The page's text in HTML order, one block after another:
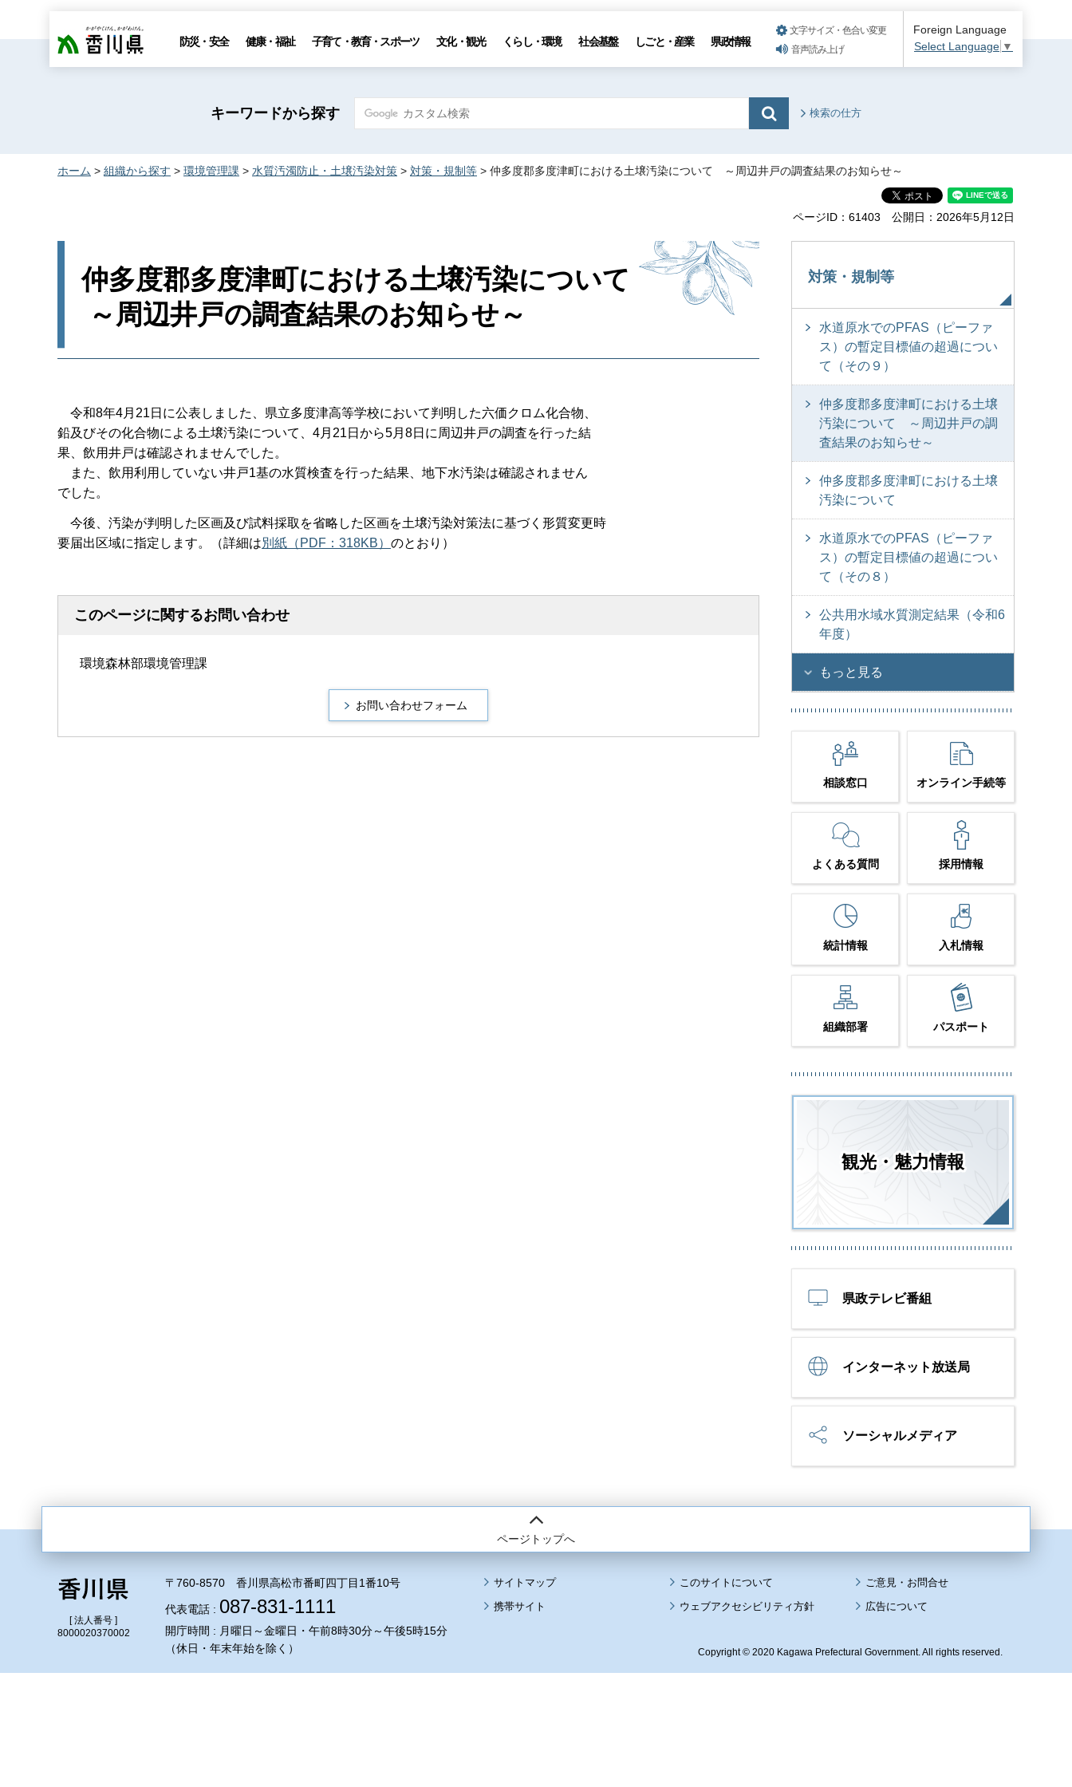
香川県 防災・安全 健康・福祉 子育て・教育・スポーツ 文化・観光 くらし・環境 社会基盤 しごと・産業 県政情報
文字サイズ・色合い変更
音声読み上げ
Foreign Language
Select Language ▼
キーワードから探す 検索の仕方
ホーム > 組織から探す > 環境管理課 > 水質汚濁防止・土壌汚染対策 > 対策・規制等 > 仲多度郡多度津町における土壌汚染について ～周辺井戸の調査結果のお知らせ～
ページID：61403 公開日：2026年5月12日
仲多度郡多度津町における土壌汚染について
～周辺井戸の調査結果のお知らせ～
令和8年4月21日に公表しました、県立多度津高等学校において判明した六価クロム化合物、
鉛及びその化合物による土壌汚染について、4月21日から5月8日に周辺井戸の調査を行った結
果、飲用井戸は確認されませんでした。
また、飲用利用していない井戸1基の水質検査を行った結果、地下水汚染は確認されません
でした。
今後、汚染が判明した区画及び試料採取を省略した区画を土壌汚染対策法に基づく形質変更時
要届出区域に指定します。（詳細は別紙（PDF：318KB） のとおり）
このページに関するお問い合わせ
環境森林部環境管理課
対策・規制等
水道原水でのPFAS（ピーファ
ス）の暫定目標値の超過につい
て（その９）
仲多度郡多度津町における土壌
汚染について ～周辺井戸の調
査結果のお知らせ～
仲多度郡多度津町における土壌
汚染について
水道原水でのPFAS（ピーファ
ス）の暫定目標値の超過につい
て（その８）
公共用水域水質測定結果（令和6
年度）
もっと見る
相談窓口 オンライン手続等
よくある質問 採用情報
統計情報 入札情報
組織部署 パスポート
観光・魅力情報
県政テレビ番組
インターネット放送局
ソーシャルメディア
ページトップへ
[ 法人番号 ]
8000020370002
〒760-8570 香川県高松市番町四丁目1番10号
代表電話 : 087-831-1111
開庁時間 : 月曜日～金曜日・午前8時30分～午後5時15分
（休日・年末年始を除く）
サイトマップ
このサイトについて
携帯サイト
ウェブアクセシビリティ方針 広告について
Copyright © 2020 Kagawa Prefectural Government. All rights reserved.